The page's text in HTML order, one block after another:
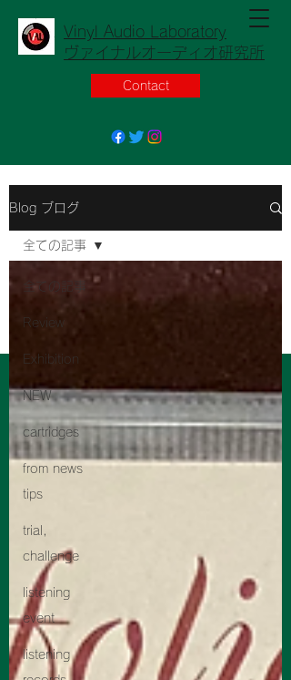
Vinyl Audio Laboratory
ヴァイナルオーディオ研究所
Contact
Blog ブログ
全ての記事
Review
Exhibition
NEW
cartridges
from news
tips
trial,
challenge
listening
event
listening
全ての記事